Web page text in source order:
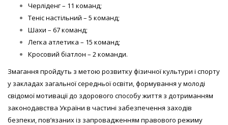
Черліденг – 11 команд;
Теніс настільний – 5 команд;
Шахи – 67 команд;
Легка атлетика – 15 команд;
Кросовий біатлон – 2 команди.
Змагання пройдуть з метою розвитку фізичної культури і спорту
у закладах загальної середньої освіти, формування у молоді
свідомої мотивації до здорового способу життя з дотриманням
законодавства України в частині забезпечення заходів
безпеки, пов’язаних із запровадженням правового режиму